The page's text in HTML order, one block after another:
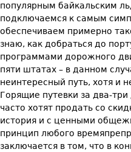
популярным байкальским
подключаемся к самым
обеспечиваем примерно
знаю, как добраться до
программами дорожного
пяти штатах – в данном
неинтересный путь, хотя и
Горящие путевки за два-
часто хотят продать со
история и с ценными
принцип любого
заключается в том, что в